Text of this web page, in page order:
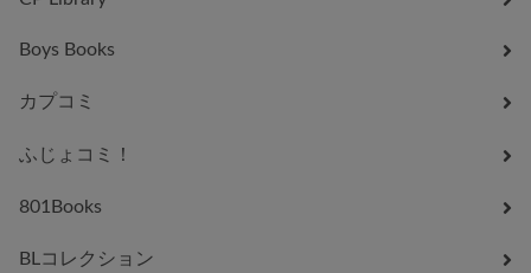
Boys Books
カプコミ
ふじょコミ！
801Books
BLコレクション